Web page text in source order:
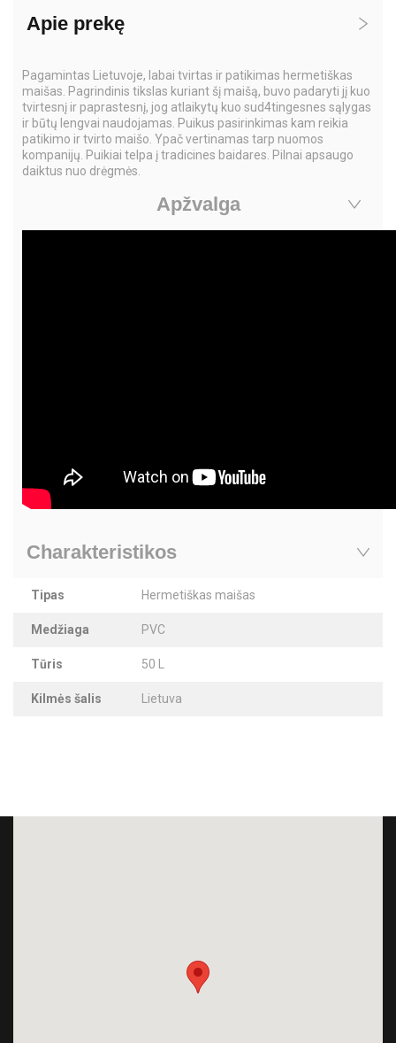
Apie prekę
Pagamintas Lietuvoje, labai tvirtas ir patikimas hermetiškas
maišas. Pagrindinis tikslas kuriant šį maišą, buvo padaryti jį kuo
tvirtesnį ir paprastesnį, jog atlaikytų kuo sud4tingesnes sąlygas
ir būtų lengvai naudojamas. Puikus pasirinkimas kam reikia
patikimo ir tvirto maišo. Ypač vertinamas tarp nuomos
kompanijų. Puikiai telpa į tradicines baidares. Pilnai apsaugo
daiktus nuo drėgmės.
Apžvalga
Charakteristikos
Tipas Hermetiškas maišas
Medžiaga PVC
Tūris 50 L
Kilmės šalis Lietuva